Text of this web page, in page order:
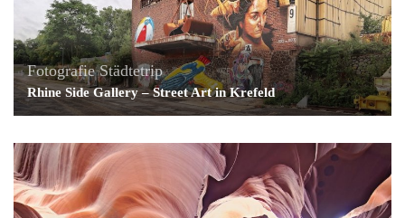
Fotografie Städtetrip
Rhine Side Gallery – Street Art in Krefeld